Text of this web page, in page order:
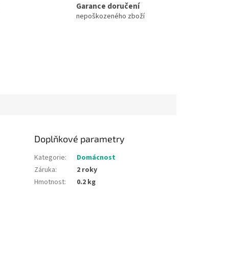
Garance doručení
nepoškozeného zboží
Doplňkové parametry
Kategorie:
Domácnost
Záruka:
2 roky
Hmotnost: 0.2 kg